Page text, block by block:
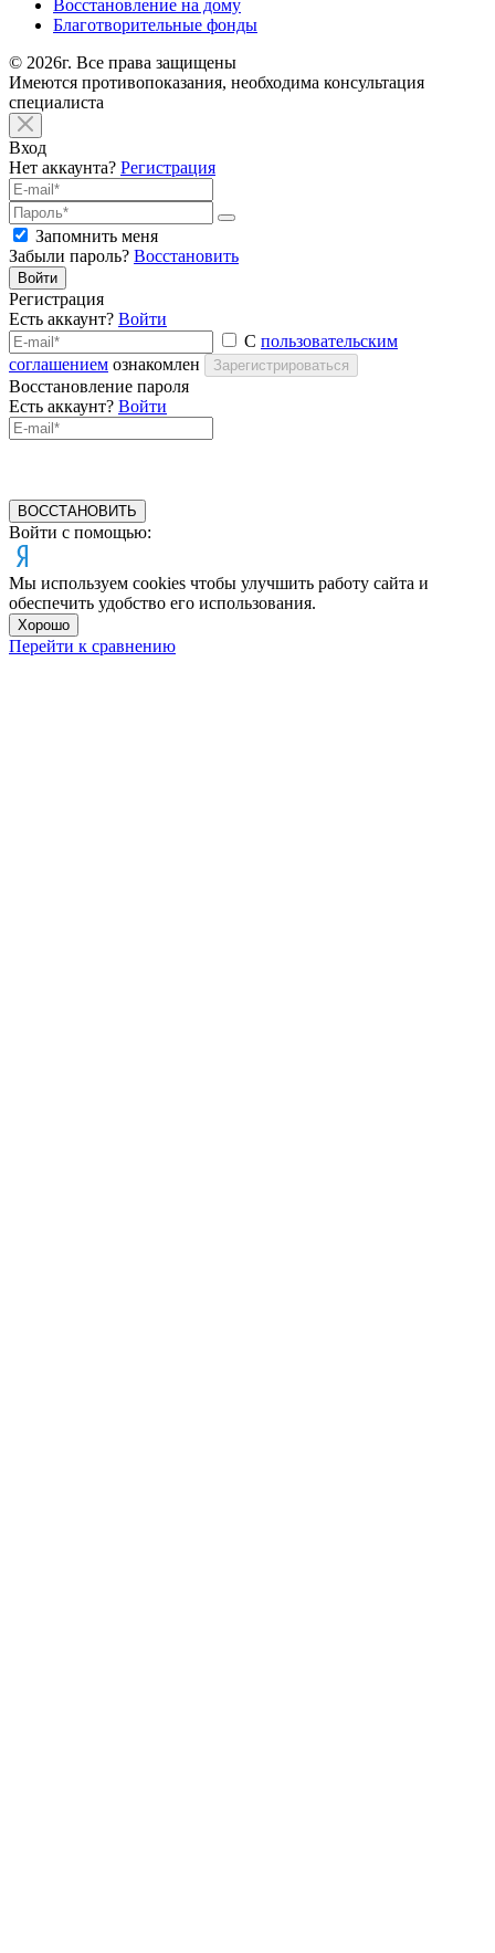
Восстановление на дому
Благотворительные фонды
© 2026г. Все права защищены
Имеются противопоказания, необходима консультация
специалиста
Вход
Нет аккаунта? Регистрация
Запомнить меня
Забыли пароль? Восстановить
Войти
Регистрация
Есть аккаунт? Войти
С пользовательским
соглашением ознакомлен Зарегистрироваться
Восстановление пароля
Есть аккаунт? Войти
ВОССТАНОВИТЬ
Войти с помощью:
Мы используем cookies чтобы улучшить работу сайта и
обеспечить удобство его использования.
Хорошо
Перейти к сравнению